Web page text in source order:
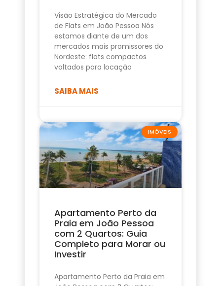
Visão Estratégica do Mercado
de Flats em João Pessoa Nós
estamos diante de um dos
mercados mais promissores do
Nordeste: flats compactos
voltados para locação
SAIBA MAIS
IMÓVEIS
Apartamento Perto da
Praia em João Pessoa
com 2 Quartos: Guia
Completo para Morar ou
Investir
Apartamento Perto da Praia em